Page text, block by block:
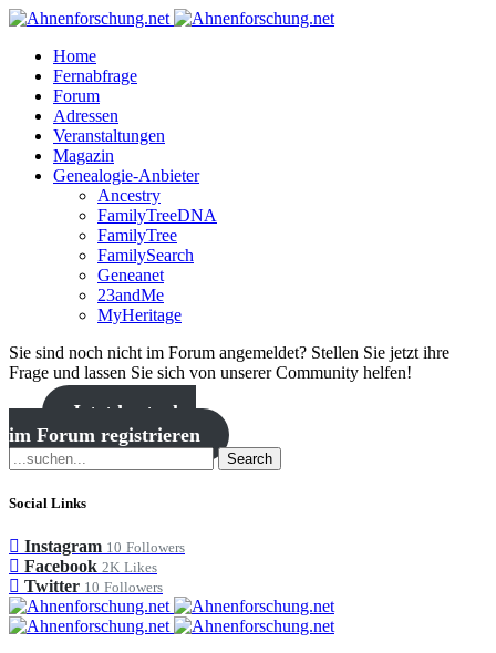
Home
Fernabfrage
Forum
Adressen
Veranstaltungen
Magazin
Genealogie-Anbieter
Ancestry
FamilyTreeDNA
FamilyTree
FamilySearch
Geneanet
23andMe
MyHeritage
Sie sind noch nicht im Forum angemeldet? Stellen Sie jetzt ihre
Frage und lassen Sie sich von unserer Community helfen!
Jetzt kostenlos
im Forum registrieren
Search
Social Links
Instagram 10 Followers
Facebook 2K Likes
Twitter 10 Followers